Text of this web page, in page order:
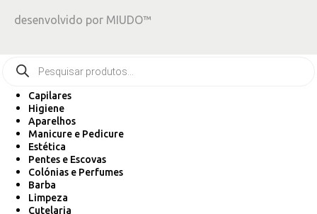
desenvolvido por MIUDO™
Capilares
Higiene
Aparelhos
Manicure e Pedicure
Estética
Pentes e Escovas
Colónias e Perfumes
Barba
Limpeza
Cutelaria